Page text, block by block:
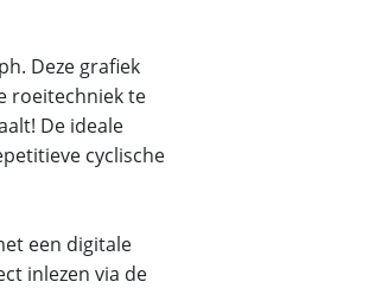
Deze grafiek
roeitechniek te
De ideale
cyclische
een digitale
inlezen via de